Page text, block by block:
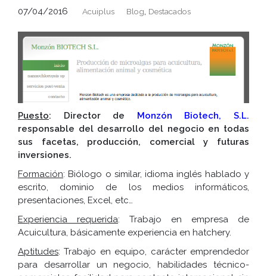
07/04/2016 Acuiplus Blog, Destacados
Puesto: Director de Monzón Biotech, S.L.
responsable del desarrollo del negocio en todas
sus facetas, producción, comercial y futuras
inversiones.
Formación: Biólogo o similar, idioma inglés hablado y
escrito, dominio de los medios informáticos,
presentaciones, Excel, etc…
Experiencia requerida: Trabajo en empresa de
Acuicultura, básicamente experiencia en hatchery.
Aptitudes: Trabajo en equipo, carácter emprendedor
para desarrollar un negocio, habilidades técnico-